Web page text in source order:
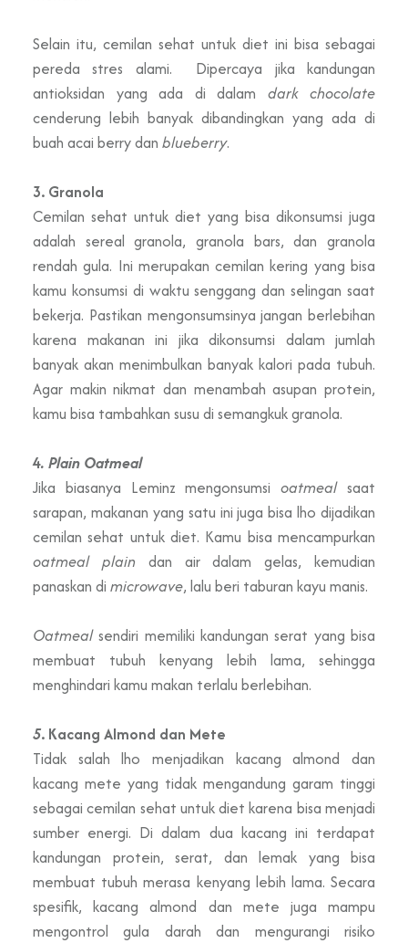
Selain itu, cemilan sehat untuk diet ini bisa sebagai
pereda stres alami. Dipercaya jika kandungan
antioksidan yang ada di dalam dark chocolate
cenderung lebih banyak dibandingkan yang ada di
buah acai berry dan blueberry.
3. Granola
Cemilan sehat untuk diet yang bisa dikonsumsi juga
adalah sereal granola, granola bars, dan granola
rendah gula. Ini merupakan cemilan kering yang bisa
kamu konsumsi di waktu senggang dan selingan saat
bekerja. Pastikan mengonsumsinya jangan berlebihan
karena makanan ini jika dikonsumsi dalam jumlah
banyak akan menimbulkan banyak kalori pada tubuh.
Agar makin nikmat dan menambah asupan protein,
kamu bisa tambahkan susu di semangkuk granola.
4. Plain Oatmeal
Jika biasanya Leminz mengonsumsioatmealsaat
sarapan, makanan yang satu ini juga bisa lho dijadikan
cemilan sehat untuk diet. Kamu bisa mencampurkan
oatmeal plain dan air dalam gelas, kemudian
panaskan di microwave, lalu beri taburan kayu manis.
Oatmealsendiri memiliki kandungan serat yang bisa
membuat tubuh kenyang lebih lama, sehingga
menghindari kamu makan terlalu berlebihan.
5. Kacang Almond dan Mete
Tidak salah lho menjadikan kacang almond dan
kacang mete yang tidak mengandung garam tinggi
sebagai cemilan sehat untuk diet karena bisa menjadi
sumber energi. Di dalam dua kacang ini terdapat
kandungan protein, serat, dan lemak yang bisa
membuat tubuh merasa kenyang lebih lama. Secara
spesifik, kacang almond dan mete juga mampu
mengontrol gula darah dan mengurangi risiko